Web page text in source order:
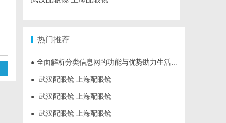
热门推荐
● 全面解析分类信息网的功能与优势助力生活便捷化
● 武汉配眼镜 上海配眼镜
● 武汉配眼镜 上海配眼镜
● 武汉配眼镜 上海配眼镜